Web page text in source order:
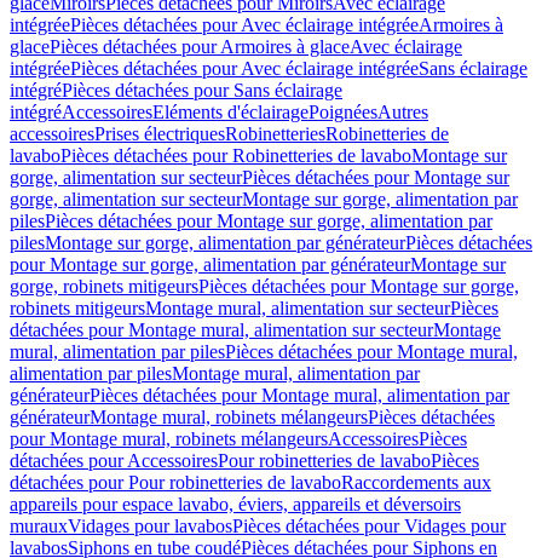
intégréePièces détachées pour Avec éclairage intégréeArmoires à
glacePièces détachées pour Armoires à glaceAvec éclairage
intégréePièces détachées pour Avec éclairage intégréeSans éclairage
intégréPièces détachées pour Sans éclairage
intégréAccessoiresEléments d'éclairagePoignéesAutres
accessoiresPrises électriquesRobinetteriesRobinetteries de
lavaboPièces détachées pour Robinetteries de lavaboMontage sur
gorge, alimentation sur secteurPièces détachées pour Montage sur
gorge, alimentation sur secteurMontage sur gorge, alimentation par
pilesPièces détachées pour Montage sur gorge, alimentation par
pilesMontage sur gorge, alimentation par générateurPièces détachées
pour Montage sur gorge, alimentation par générateurMontage sur
gorge, robinets mitigeursPièces détachées pour Montage sur gorge,
robinets mitigeursMontage mural, alimentation sur secteurPièces
détachées pour Montage mural, alimentation sur secteurMontage
mural, alimentation par pilesPièces détachées pour Montage mural,
alimentation par pilesMontage mural, alimentation par
générateurPièces détachées pour Montage mural, alimentation par
générateurMontage mural, robinets mélangeursPièces détachées
pour Montage mural, robinets mélangeursAccessoiresPièces
détachées pour AccessoiresPour robinetteries de lavaboPièces
détachées pour Pour robinetteries de lavaboRaccordements aux
appareils pour espace lavabo, éviers, appareils et déversoirs
murauxVidages pour lavabosPièces détachées pour Vidages pour
lavabosSiphons en tube coudéPièces détachées pour Siphons en